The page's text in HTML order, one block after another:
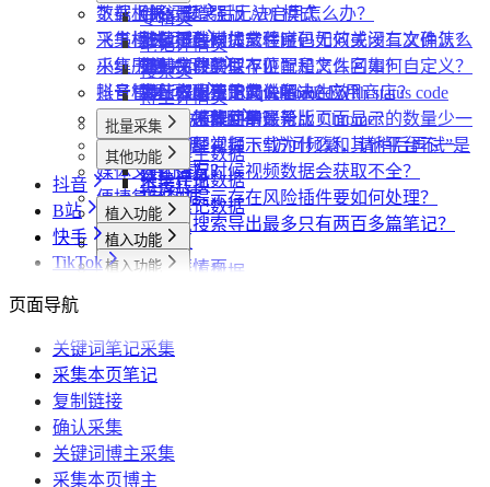
数据上报
采集模式
采集历史
账号管理
任务闹钟
采集本页数据
媒体文件下载
便捷复制数据
CRX 安装后无法启用怎么办？
下载插件时提示程序包无效或没有文件怎么
办？
为什么无法访问 Chrome 应用商店？
为什么推荐使用最新版 Chrome？
什么是增强版 API 模式
什么是自动加载验证码
如何免费获取 VIP
第三方收费下载说明
为什么不能注册账号
下载相关问题
批量下载媒体文件时，如何关闭二次确认？
下载文件的保存位置和文件名如何自定义？
为什么配置的文件名未生效？
飞书相关问题
提示字段类型不匹配是怎么回事？
提示权限不足怎么解决？
小红书相关问题
小红书出现“Request failed with status code
406“是怎么回事？
小红书经常提示“访问频繁，请稍后再试”是
什么情况？
小红书提示存在风险插件要如何处理？
为什么搜索导出最多只有两百多篇笔记？
抖音相关问题
为什么采集到的评论比页面显示的数量少一
些？
为什么有时候视频数据会获取不全？
哔哩哔哩相关问题
哔哩哔哩视频下载为什么和其他平台不一
样？
专辑页
笔记详情页
搜索页
博主详情页
批量采集
采集博主数据
采集评论数据
采集笔记数据
其他功能
链接转换
抖音
植入功能
搜索页
达人详情页
批量采集
采集达人数据
其他功能
B站
植入功能
搜索页
批量采集
采集视频数据
快手
植入功能
视频详情页
采集评论数据
采集视频数据
链接转换
TikTok
视频详情页
采集达人数据
采集视频数据
其他功能
短链解析
页面导航
关键词笔记采集
采集本页笔记
复制链接
确认采集
关键词博主采集
采集本页博主